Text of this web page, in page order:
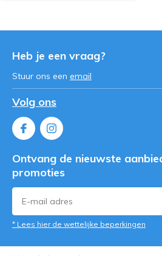
Heb je een vraag?
Stuur ons een email
Volg ons
Ontvang de nieuwste
promoties
* Lees hier de wettelijke beperkingen